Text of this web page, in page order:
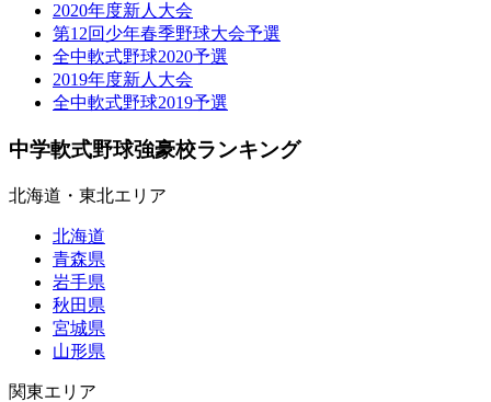
2020年度新人大会
第12回少年春季野球大会予選
全中軟式野球2020予選
2019年度新人大会
全中軟式野球2019予選
中学軟式野球強豪校ランキング
北海道・東北エリア
北海道
青森県
岩手県
秋田県
宮城県
山形県
関東エリア